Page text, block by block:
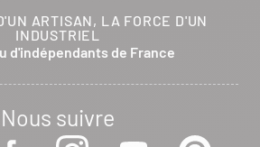
ARTISAN, LA FORCE D'UN
INDUSTRIEL
d'indépendants de France
Nous suivre